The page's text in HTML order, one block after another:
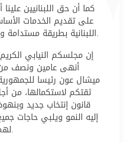
كما أن حق اللبنانيين
على تقديم الخدمات
اللبنانية بطريقة مستدامة ومتوازنة وإدارة شفافة ونزيهة.
إن مجلسكم النيابي
أنهى عامين ونصف من
ميشال عون رئيسا
ثقتكم لاستكمالها، من
قانون إنتخاب جديد
إليه النمو ويلبي حاجات
لهم وللشباب منهم بشكل خاص.